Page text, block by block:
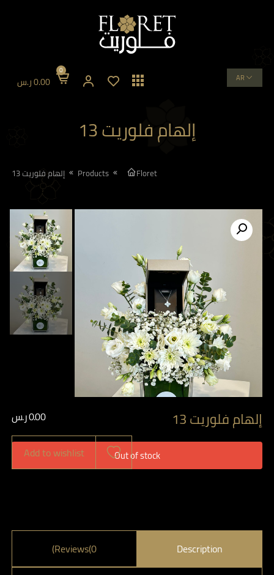
0
0.00ر.س
إلهام فلوريت 13
Floret
Products إلهام فلوريت 13
إلهام فلوريت 13 0.00ر.س
Out of stock
Add to wishlist
Description
Reviews(0)